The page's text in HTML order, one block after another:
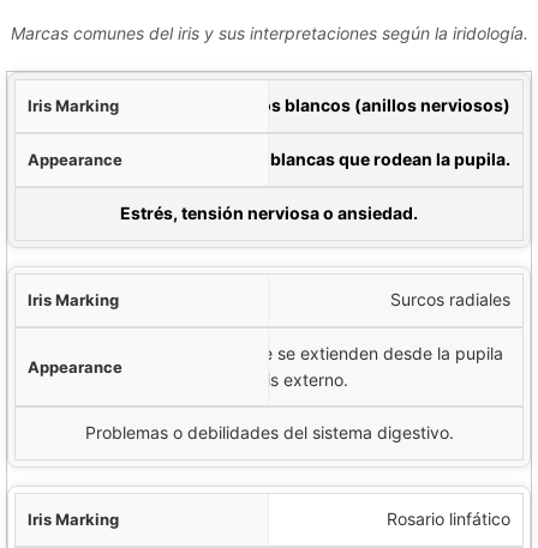
Marcas comunes del iris y sus interpretaciones según la iridología.
de Iridología
Anillos blancos (anillos nerviosos)
Líneas circulares blancas que rodean la pupila.
Estrés, tensión nerviosa o ansiedad.
Surcos radiales
Líneas en forma de radios que se extienden desde la pupila
hasta el iris externo.
Problemas o debilidades del sistema digestivo.
Rosario linfático